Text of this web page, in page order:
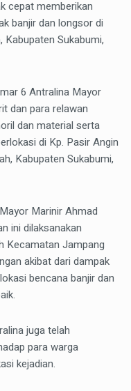
cepat memberikan
banjir dan longsor di
Sukabumi,
6 Antralina Mayor
dan para relawan
dan material serta
di Kp. Pasir Angin
Kabupaten Sukabumi,
Marinir Ahmad
ini dilaksanakan
Kecamatan Jampang
akibat dari dampak
bencana banjir dan
juga telah
para warga
kejadian.